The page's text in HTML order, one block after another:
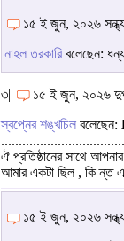
১৫ ই জুন, ২০২৬
নাহল তরকারিবলেছেন:
৩| ১৫ ই জুন, ২০২৬
স্বপ্নের শঙ্খচিল বলেছেন:
ঐ প্রতিষ্ঠানের সাথে
আমার একটা ছিল , কি ন্ত
১৫ ই জুন, ২০২৬